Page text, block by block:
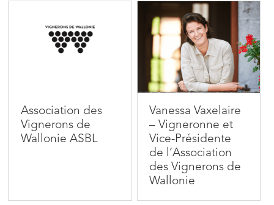
Association des
Vignerons de
Wallonie ASBL
Vanessa Vaxelaire
– Vigneronne et
Vice-Présidente
de l’Association
des Vignerons de
Wallonie